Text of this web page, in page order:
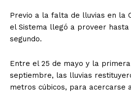
Previo a la falta de lluvias en la
el Sistema llegó a proveer
segundo.
Entre el 25 de mayo y la
septiembre, las lluvias
metros cúbicos, para acercarse